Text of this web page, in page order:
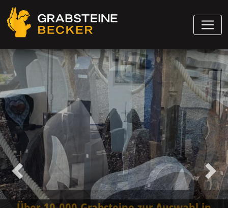
Vorheriger